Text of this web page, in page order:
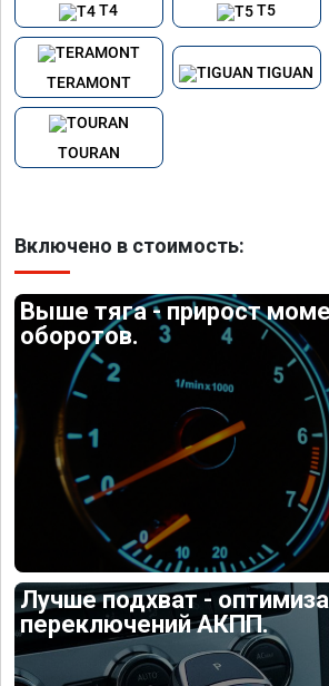
T4 T5
TERAMONT
TIGUAN
TOURAN
Включено в стоимость:
Выше тяга - прирост
оборотов.
Лучше подхват -
переключений АКПП.